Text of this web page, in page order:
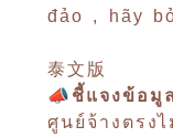
đảo , hãy
泰文版
📣ชี้แจงข้อมู
ศูนย์จ้างตรง